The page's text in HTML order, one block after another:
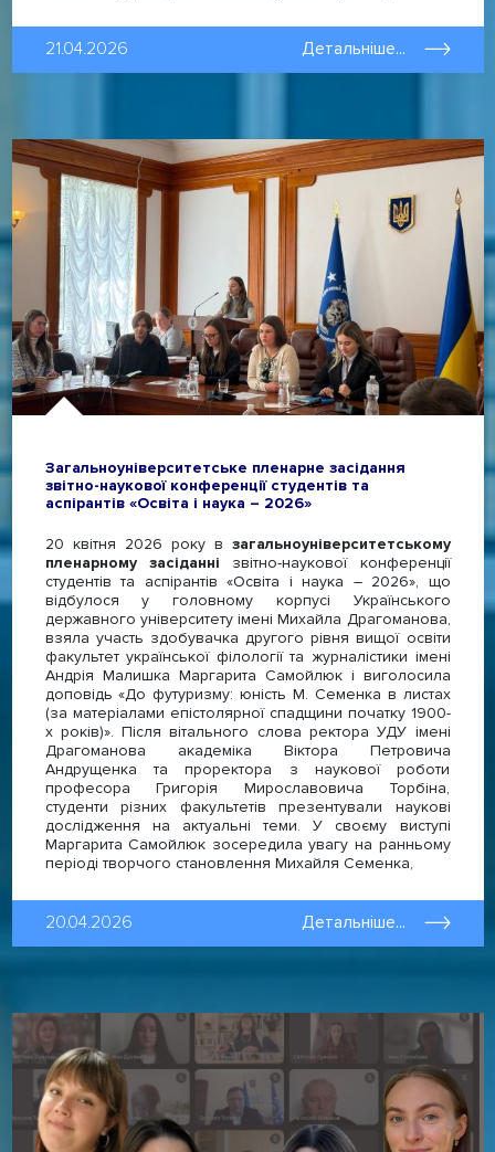
21.04.2026 Детальніше...
Загальноуніверситетське пленарне засідання
звітно-наукової конференції студентів та
аспірантів «Освіта і наука – 2026»
20 квітня 2026 року в загальноуніверситетському
пленарному засіданні звітно-наукової конференції
студентів та аспірантів «Освіта і наука – 2026», що
відбулося у головному корпусі Українського
державного університету імені Михайла Драгоманова,
взяла участь здобувачка другого рівня вищої освіти
факультет української філології та журналістики імені
Андрія Малишка Маргарита Самойлюк і виголосила
доповідь «До футуризму: юність М. Семенка в листах
(за матеріалами епістолярної спадщини початку 1900-
х років)». Після вітального слова ректора УДУ імені
Драгоманова академіка Віктора Петровича
Андрущенка та проректора з наукової роботи
професора Григорія Мирославовича Торбіна,
студенти різних факультетів презентували наукові
дослідження на актуальні теми. У своєму виступі
Маргарита Самойлюк зосередила увагу на ранньому
періоді творчого становлення Михайля Семенка,
20.04.2026 Детальніше...